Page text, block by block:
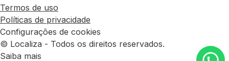
Termos de uso
Políticas de privacidade
Configurações de cookies
© Localiza - Todos os direitos reservados.
Saiba mais